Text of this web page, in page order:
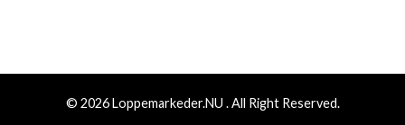
© 2026 Loppemarkeder.NU . All Right Reserved.